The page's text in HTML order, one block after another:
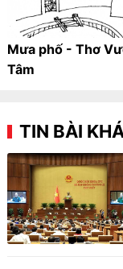
Mưa phố - Thơ
Tâm
TIN BÀI